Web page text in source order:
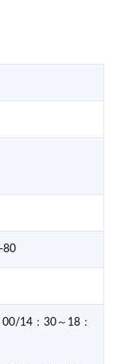
80
14：30～18：